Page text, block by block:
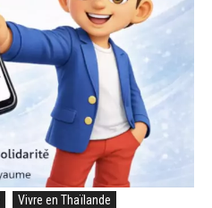
Vivre en Thaïlande